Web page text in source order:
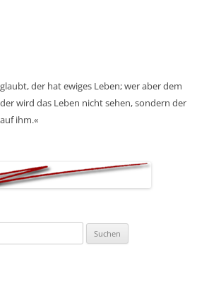
der hat ewiges Leben; wer aber dem
wird das Leben nicht sehen, sondern der
ihm.«